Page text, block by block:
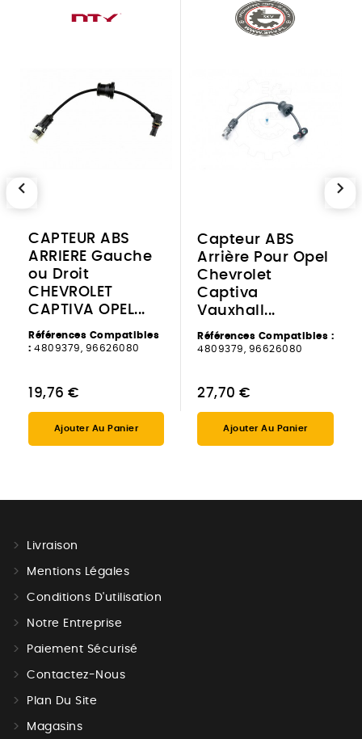
CAPTEUR ABS
ARRIERE Gauche
ou Droit
CHEVROLET
CAPTIVA OPEL...
Références Compatibles
: 4809379, 96626080
19,76 €
Ajouter Au Panier
Capteur ABS
Arrière Pour Opel
Chevrolet
Captiva
Vauxhall...
Références Compatibles :
4809379, 96626080
27,70 €
Ajouter Au Panier
chevron_left chevron_right
Livraison
Mentions Légales
Conditions D'utilisation
Notre Entreprise
Paiement Sécurisé
Contactez-Nous
Plan Du Site
Magasins